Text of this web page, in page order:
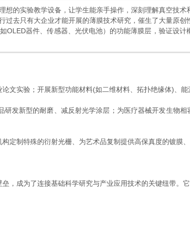
想的实验教学设备，让学生能亲手操作，深刻理解真空技术
过去只有大企业才能开展的薄膜技术研究，催生了大量原创
OLED器件、传感器、光伏电池）的功能薄膜层，验证设
文实验；开展新型功能材料(如二维材料、拓扑绝缘体)、
研发新型的耐磨、减反射光学涂层；为医疗器械开发生物
定制特殊的衍射光栅、为艺术品复制提供高保真度的镀膜
，成为了连接基础科学研究与产业应用技术的关键纽带。